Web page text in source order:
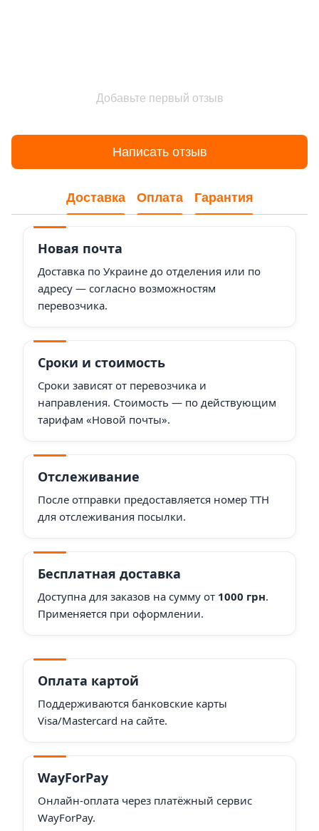
Добавьте первый отзыв
Написать отзыв
Доставка Оплата Гарантия
Новая почта
Доставка по Украине до отделения или по
адресу — согласно возможностям
перевозчика.
Сроки и стоимость
Сроки зависят от перевозчика и
направления. Стоимость — по действующим
тарифам «Новой почты».
Отслеживание
После отправки предоставляется номер ТТН
для отслеживания посылки.
Бесплатная доставка
Доступна для заказов на сумму от 1000 грн.
Применяется при оформлении.
Оплата картой
Поддерживаются банковские карты
Visa/Mastercard на сайте.
WayForPay
Онлайн-оплата через платёжный сервис
WayForPay.